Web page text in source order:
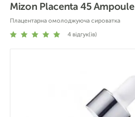
Mizon Placenta 45 Ampoule
Плацентарна омолоджуюча сироватка
4 відгук(ів)